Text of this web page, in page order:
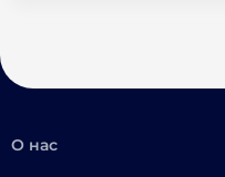
О нас